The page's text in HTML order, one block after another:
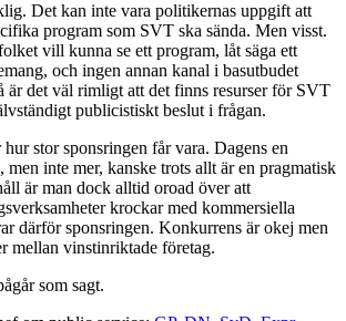
Det kan inte vara politikernas uppgift att
program som SVT ska sända. Men visst.
vill kunna se ett program, låt säga ett
och ingen annan kanal i basutbudet
är det väl rimligt att det finns resurser för SVT
publicistiskt beslut i frågan.
stor sponsringen får vara. Dagens en
men inte mer, kanske trots allt är en pragmatisk
är man dock alltid oroad över att
krockar med kommersiella
därför sponsringen. Konkurrens är okej men
mellan vinstinriktade företag.
som sagt.